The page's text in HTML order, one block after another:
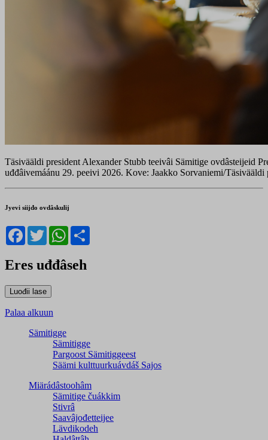
Täsivääldi president Alexander Stubb teeivâi Sämitige ovdâsteijeid
uđđâivemáánu 29. peeivi 2026. Kove: Jaakko Sorvaniemi/Täsivääldi
Jyevi siijđo ovdâskulij
Facebook
TwitterWhatsApp
Eres uđđâseh
Palaa alkuun
Sämitigge
Sämitigge
Pargoost Sämitiggeest
Säämi kulttuurkuávdáš Sajos
Miärádâstoohâm
Sämitige čuákkim
Stivrâ
Saavâjođetteijee
Lävdikodeh